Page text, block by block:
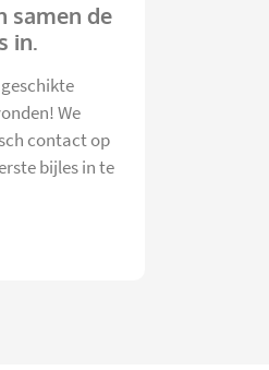
samen de
in.
We
contact op
bijles in te